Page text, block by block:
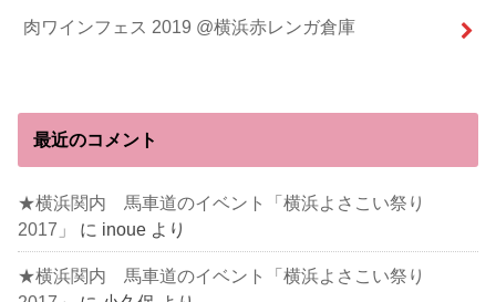
肉ワインフェス 2019 @横浜赤レンガ倉庫
最近のコメント
★横浜関内 馬車道のイベント「横浜よさこい祭り
2017」
に inoue より
★横浜関内 馬車道のイベント「横浜よさこい祭り